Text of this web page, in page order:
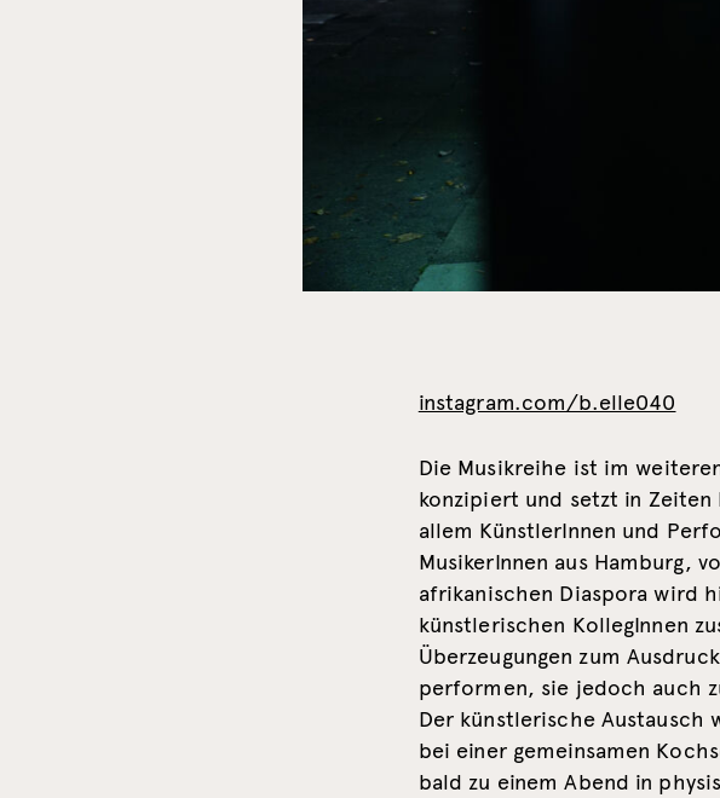
instagram.com/b.elle040
Die Musikreihe ist im
konzipiert und setzt in
allem KünstlerInnen und
MusikerInnen aus Hamburg,
afrikanischen Diaspora wird
künstlerischen KollegInnen
Überzeugungen zum
performen, sie jedoch auch
Der künstlerische Austausch
bei einer gemeinsamen
bald zu einem Abend in